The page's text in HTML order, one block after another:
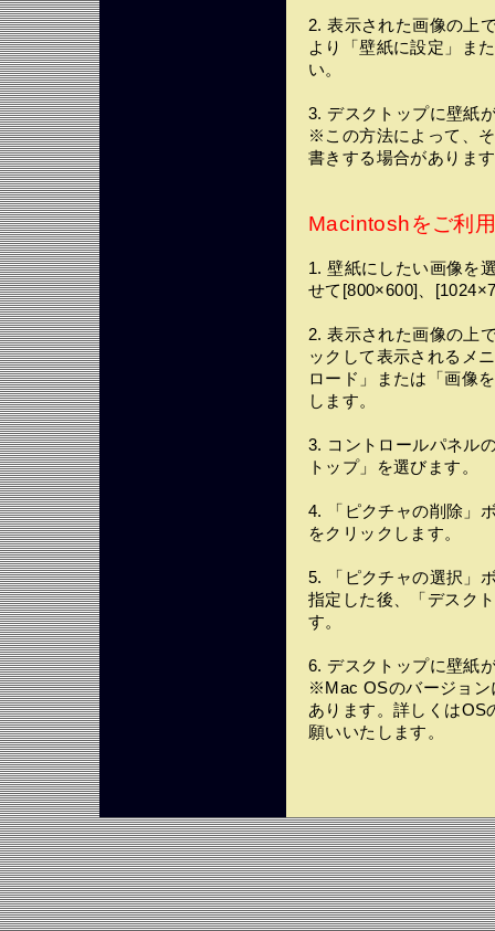
2. 表示された画像の上
より「壁紙に設定」ま
い。
3. デスクトップに壁紙
※この方法によって、
書きする場合がありま
Macintoshをご利
1. 壁紙にしたい画像を
せて[800×600]、
2. 表示された画像の上
ックして表示されるメ
ロード」または「画像
します。
3. コントロールパネル
トップ」を選びます。
4. 「ピクチャの削除」
をクリックします。
5. 「ピクチャの選択」
指定した後、「デスク
す。
6. デスクトップに壁紙
※Mac OSのバージョン
あります。詳しくはOS
願いいたします。